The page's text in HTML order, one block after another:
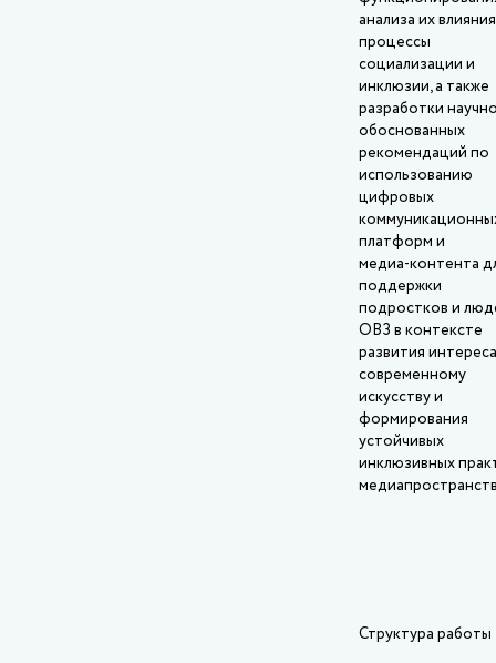
анализа их
процессы
социализации и
инклюзии, а также
разработки
обоснованных
рекомендаций по
использованию
цифровых
платформ и
медиа‑контента
поддержки
подростков и
ОВЗ в контексте
развития
современному
искусству и
формирования
устойчивых
инклюзивных
Структура работы